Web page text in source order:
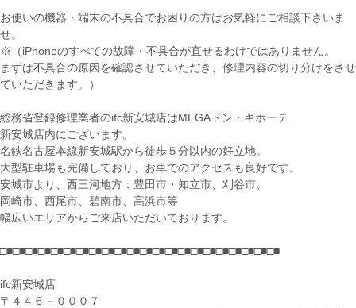
お使いの機器・端末の不具合でお困りの方はお気軽にご相談下さいま
せ。
※（iPhoneのすべての故障・不具合が直せるわけではありません。
まずは不具合の原因を確認させていただき、修理内容の切り分けをさせ
ていただきます。）
総務省登録修理業者のifc新安城店はMEGAドン・キホーテ
新安城店内にございます。
名鉄名古屋本線新安城駅から徒歩５分以内の好立地。
大型駐車場も完備しており、お車でのアクセスも良好です。
安城市より、西三河地方：豊田市・知立市、刈谷市、
岡崎市、西尾市、碧南市、高浜市等
幅広いエリアからご来店いただいております。
□■□■□■□■□■□■□■□■□■□■□■□■□■□■□■□■□■□■□■□■□■□■
ifc新安城店
〒４４６－０００７